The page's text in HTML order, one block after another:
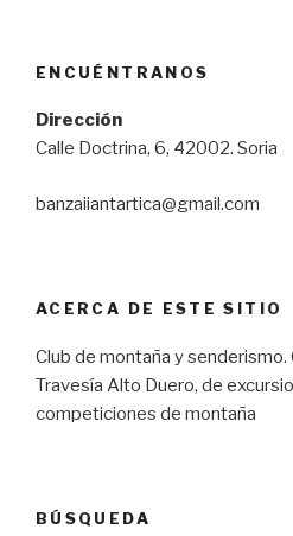
ENCUÉNTRANOS
Dirección
Calle Doctrina, 6, 42002. Soria
banzaiiantartica@gmail.com
ACERCA DE ESTE SITIO
Club de montaña y senderismo.
Travesía Alto Duero, de
competiciones de montaña
BÚSQUEDA